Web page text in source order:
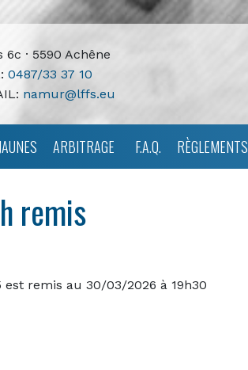
6c · 5590 Achêne
0487/33 37 10
namur@lffs.eu
ARBITRAGE F.A.Q. RÈGLEMENTS
remis
est remis au 30/03/2026 à 19h30